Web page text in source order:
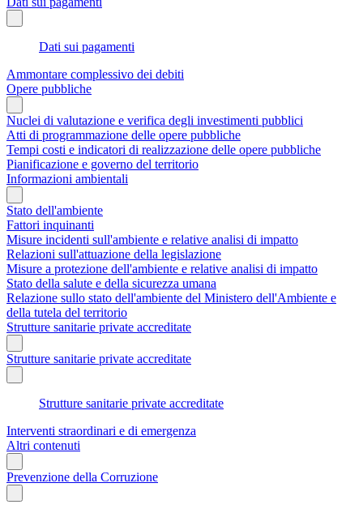
Dati sui pagamenti
Ammontare complessivo dei debiti
Opere pubbliche
Nuclei di valutazione e verifica degli investimenti pubblici
Atti di programmazione delle opere pubbliche
Tempi costi e indicatori di realizzazione delle opere pubbliche
Pianificazione e governo del territorio
Informazioni ambientali
Stato dell'ambiente
Fattori inquinanti
Misure incidenti sull'ambiente e relative analisi di impatto
Relazioni sull'attuazione della legislazione
Misure a protezione dell'ambiente e relative analisi di impatto
Stato della salute e della sicurezza umana
Relazione sullo stato dell'ambiente del Ministero dell'Ambiente e
della tutela del territorio
Strutture sanitarie private accreditate
Strutture sanitarie private accreditate
Strutture sanitarie private accreditate
Interventi straordinari e di emergenza
Altri contenuti
Prevenzione della Corruzione